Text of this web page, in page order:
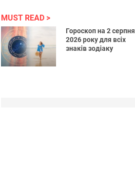
Вот так
подстава
(gif)
Девушка
на все
ноги
мастер
MUST READ
Гороскоп на 2 серпня
2026 року для всіх
знаків зодіаку